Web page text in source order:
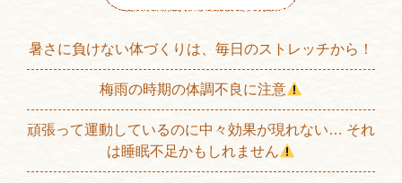
暑さに負けない体づくりは、毎日のストレッチから！
梅雨の時期の体調不良に注意
頑張って運動しているのに中々効果が現れない… それ
は睡眠不足かもしれません